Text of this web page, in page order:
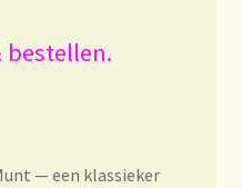
bestellen.
— een klassieker